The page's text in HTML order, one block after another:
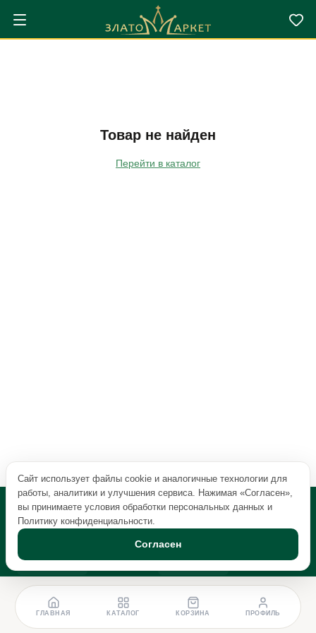
Товар не найден
Перейти в каталог
ГЛАВНАЯ КАТАЛОГ КОРЗИНА ПРОФИЛЬ
Сайт использует файлы cookie и аналогичные технологии для
работы, аналитики и улучшения сервиса. Нажимая «Согласен»,
вы принимаете условия обработки персональных данных и
Политику конфиденциальности.
Согласен